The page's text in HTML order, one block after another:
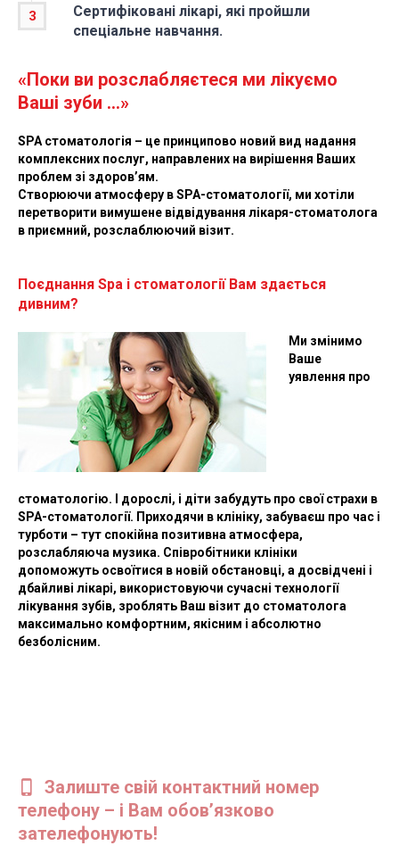
Сертифіковані лікарі, які пройшли
спеціальне навчання.
«Поки ви розслабляєтеся ми лікуємо
Ваші зуби …»
SPA стоматологія – це принципово новий вид надання
комплексних послуг, направлених на вирішення Ваших
проблем зі здоров’ям.
Створюючи атмосферу в SPA-стоматології, ми хотіли
перетворити вимушене відвідування лікаря-стоматолога
в приємний, розслаблюючий візит.
Поєднання Spa і стоматології Вам здається
дивним?
Ми змінимо
Ваше
уявлення про
стоматологію. І дорослі, і діти забудуть про свої страхи в
SPA-стоматології. Приходячи в клініку, забуваєш про час і
турботи – тут спокійна позитивна атмосфера,
розслабляюча музика. Співробітники клініки
допоможуть освоїтися в новій обстановці, а досвідчені і
дбайливі лікарі, використовуючи сучасні технології
лікування зубів, зроблять Ваш візит до стоматолога
максимально комфортним, якісним і абсолютно
безболісним.
Залиште свій контактний номер
телефону – і Вам обов’язково
зателефонують!